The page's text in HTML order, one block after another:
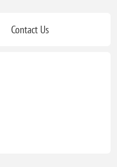
Contact Us